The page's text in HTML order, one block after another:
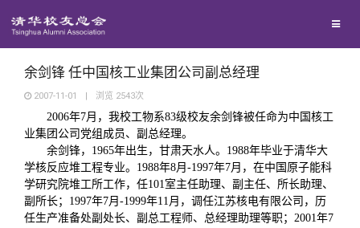
地区联络
年级联络
院系校友工作
专业委员会
回馈母校
捐赠项目
捐赠新闻
捐赠纪事
媒体平台
《清华校友通讯》
《水木清华》
百年清华
清华人物
校友服务
余剑锋 任中国核工业集团公司副总经理
2007-11-01 | 浏览 2543次
2006年7月，我校工物系83级校友余剑锋被任命为中国核工
业集团公司党组成员、副总经理。
余剑锋， 1965年出生，甘肃天水人。 1988年毕业于清华大
学核反应堆工程专业。 1988年8月 -1997年7月，在中国原子能科
学研究院堆工所工作，任101室主任助理、副主任、所长助理、
副所长； 1997年7月 -1999年11月，调任江苏核电有限公司，历
任生产准备处副处长、副总工程师、总经理助理等职； 2001年7